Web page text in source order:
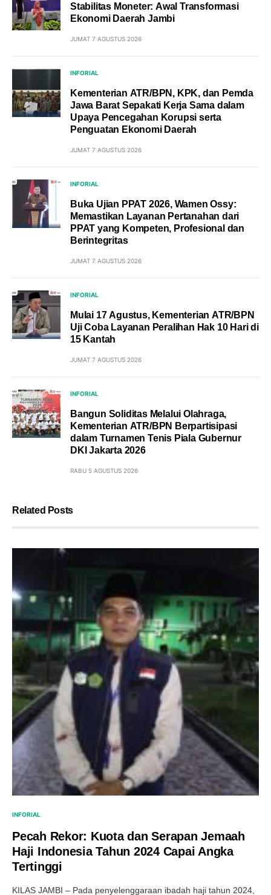
Stabilitas Moneter: Awal Transformasi
Ekonomi Daerah Jambi
JUMAT 7 AGUSTUS 2026
INFORIAL
Kementerian ATR/BPN, KPK, dan Pemda
Jawa Barat Sepakati Kerja Sama dalam
Upaya Pencegahan Korupsi serta
Penguatan Ekonomi Daerah
JUMAT 7 AGUSTUS 2026
INFORIAL
Buka Ujian PPAT 2026, Wamen Ossy:
Memastikan Layanan Pertanahan dari
PPAT yang Kompeten, Profesional dan
Berintegritas
JUMAT 7 AGUSTUS 2026
INFORIAL
Mulai 17 Agustus, Kementerian ATR/BPN
Uji Coba Layanan Peralihan Hak 10 Hari di
15 Kantah
JUMAT 7 AGUSTUS 2026
INFORIAL
Bangun Soliditas Melalui Olahraga,
Kementerian ATR/BPN Berpartisipasi
dalam Turnamen Tenis Piala Gubernur
DKI Jakarta 2026
RABU 5 AGUSTUS 2026
Related Posts
INFORIAL
Pecah Rekor: Kuota dan Serapan Jemaah
Haji Indonesia Tahun 2024 Capai Angka
Tertinggi
KILAS JAMBI – Pada penyelenggaraan ibadah haji tahun 2024,